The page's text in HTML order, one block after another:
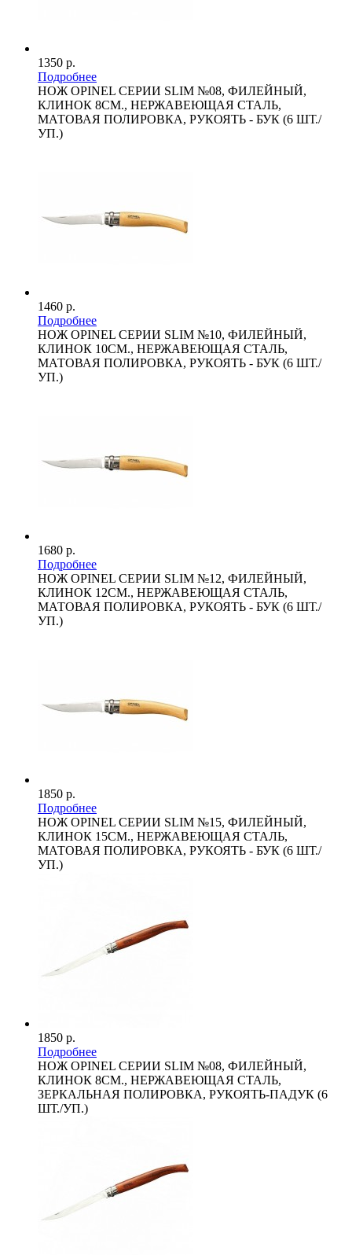
1350 р.
Подробнее
НОЖ OPINEL СЕРИИ SLIM №08, ФИЛЕЙНЫЙ,
КЛИНОК 8СМ., НЕРЖАВЕЮЩАЯ СТАЛЬ,
МАТОВАЯ ПОЛИРОВКА, РУКОЯТЬ - БУК (6 ШТ./
УП.)
1460 р.
Подробнее
НОЖ OPINEL СЕРИИ SLIM №10, ФИЛЕЙНЫЙ,
КЛИНОК 10СМ., НЕРЖАВЕЮЩАЯ СТАЛЬ,
МАТОВАЯ ПОЛИРОВКА, РУКОЯТЬ - БУК (6 ШТ./
УП.)
1680 р.
Подробнее
НОЖ OPINEL СЕРИИ SLIM №12, ФИЛЕЙНЫЙ,
КЛИНОК 12СМ., НЕРЖАВЕЮЩАЯ СТАЛЬ,
МАТОВАЯ ПОЛИРОВКА, РУКОЯТЬ - БУК (6 ШТ./
УП.)
1850 р.
Подробнее
НОЖ OPINEL СЕРИИ SLIM №15, ФИЛЕЙНЫЙ,
КЛИНОК 15СМ., НЕРЖАВЕЮЩАЯ СТАЛЬ,
МАТОВАЯ ПОЛИРОВКА, РУКОЯТЬ - БУК (6 ШТ./
УП.)
1850 р.
Подробнее
НОЖ OPINEL СЕРИИ SLIM №08, ФИЛЕЙНЫЙ,
КЛИНОК 8СМ., НЕРЖАВЕЮЩАЯ СТАЛЬ,
ЗЕРКАЛЬНАЯ ПОЛИРОВКА, РУКОЯТЬ-ПАДУК (6
ШТ./УП.)